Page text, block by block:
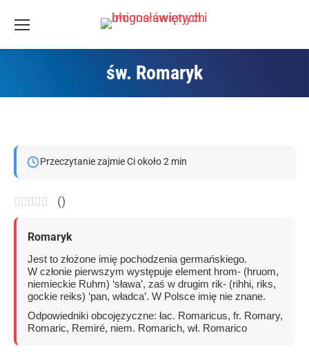
św. Romaryk
Jesteś tutaj:
Przeczytanie zajmie Ci około 2 min
()
Romaryk
Jest to złożone imię pochodzenia germańskiego.
W członie pierwszym występuje element hrom- (hruom,
niemieckie Ruhm) ‘sława’, zaś w drugim rik- (rihhi, riks,
gockie reiks) ‘pan, władca’. W Polsce imię nie znane.
Odpowiedniki obcojęzyczne: łac. Romaricus, fr. Romary,
Romaric, Remiré, niem. Romarich, wł. Romarico